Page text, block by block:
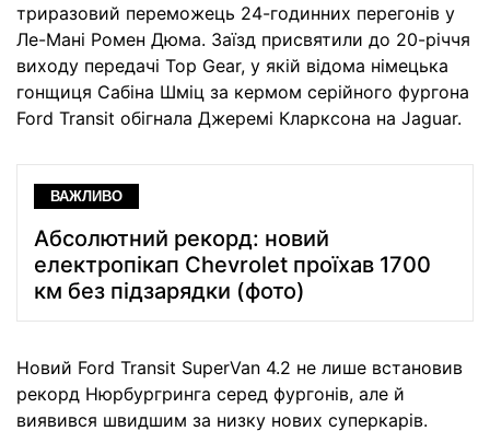
триразовий переможець 24-годинних перегонів у
Ле-Мані Ромен Дюма. Заїзд присвятили до 20-річчя
виходу передачі Top Gear, у якій відома німецька
гонщиця Сабіна Шміц за кермом серійного фургона
Ford Transit обігнала Джеремі Кларксона на Jaguar.
ВАЖЛИВО
Абсолютний рекорд: новий
електропікап Chevrolet проїхав 1700
км без підзарядки (фото)
Новий Ford Transit SuperVan 4.2 не лише встановив
рекорд Нюрбургринга серед фургонів, але й
виявився швидшим за низку нових суперкарів.